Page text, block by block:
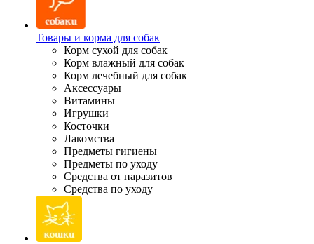
Товары и корма для собак
Корм сухой для собак
Корм влажный для собак
Корм лечебный для собак
Аксессуары
Витамины
Игрушки
Косточки
Лакомства
Предметы гигиены
Предметы по уходу
Средства от паразитов
Средства по уходу